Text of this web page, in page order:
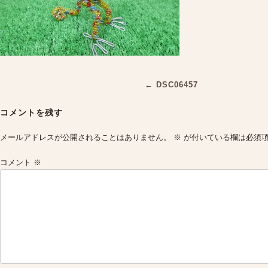
← DSC06457
コメントを残す
メールアドレスが公開されることはありません。 ※ が付いている欄は必須
コメント ※